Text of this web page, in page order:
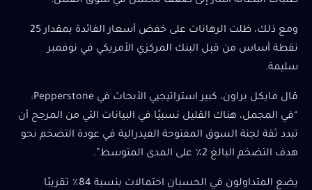
ومع ذلك، ظلت الرهانات على خفض أسعار الفائدة بمقدار 25
نقطة أساس من قبل البنك المركزي الأمريكي في نوفمبر
سليمة.
قال مايكل براون، كبير استراتيجيي الأبحاث في Pepperstone:
“في المجمل، هناك القليل نسبيًا في البيانات التي من المرجح أن
تبدد ثقة لجنة السوق المفتوحة الفيدرالية في عودة التضخم نحو
هدف التضخم البالغ 2٪ على المدى المتوسط”.
يضع المتداولون في الحسبان احتمالات بنسبة 84٪ تقريبًا